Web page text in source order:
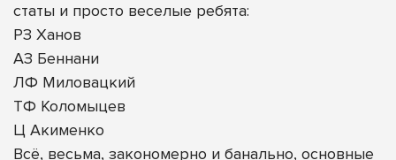
статы и просто веселые ребята:
РЗ Ханов
АЗ Беннани
ЛФ Миловацкий
ТФ Коломыцев
Ц Акименко
Всё, весьма, закономерно и банально, основные